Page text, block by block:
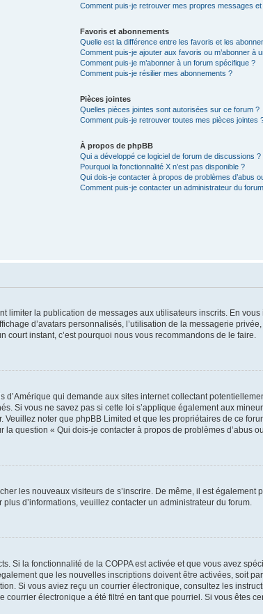
Comment puis-je retrouver mes propres messages
Favoris et abonnements
Quelle est la différence entre les favoris et les
Comment puis-je ajouter aux favoris ou m’abonner à
Comment puis-je m’abonner à un forum spécifique ?
Comment puis-je résilier mes abonnements ?
Pièces jointes
Quelles pièces jointes sont autorisées sur ce forum ?
Comment puis-je retrouver toutes mes pièces jointes
À propos de phpBB
Qui a développé ce logiciel de forum de discussions ?
Pourquoi la fonctionnalité X n’est pas disponible ?
Qui dois-je contacter à propos de problèmes d’abus
Comment puis-je contacter un administrateur du
limiter la publication de messages aux utilisateurs inscrits. En
d’avatars personnalisés, l’utilisation de la messagerie
court instant, c’est pourquoi nous vous recommandons de le faire.
qui demande aux sites internet collectant
Si vous ne savez pas si cette loi s’applique également aux
noter que phpBB Limited et que les propriétaires de ce
question « Qui dois-je contacter à propos de problèmes d’abus
les nouveaux visiteurs de s’inscrire. De même, il est également
d’informations, veuillez contacter un administrateur du forum.
Si la fonctionnalité de la COPPA est activée et que vous avez
que les nouvelles inscriptions doivent être activées, soit
Si vous aviez reçu un courrier électronique, consultez les
électronique a été filtré en tant que pourriel. Si vous êtes